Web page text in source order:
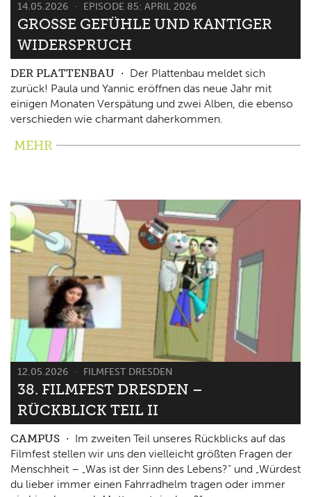
14.05.2026 EPISODE 85: APRIL 2026
GROSSE GEFÜHLE UND KANTIGER W
IDERSPRUCH
DER PLATTENBAU
Der Plattenbau meldet sich
zurück! Paula und Yannic eröffnen das neue Jahr mit
einigen Monaten Verspätung und zwei Alben, die ebenso
verschieden wie charmant daherkommen.
MEHR
12.05.2026 FILMFEST DRESDEN
38. FILMFEST DRESDEN –
RÜCKBLICK TEIL II
CAMPUS
Im zweiten Teil unseres Rückblicks auf das
Filmfest stellen wir uns den vielleicht größten Fragen der
Menschheit – „Was ist der Sinn des Lebens?“ und „Würdest
du lieber immer einen Fahrradhelm tragen oder immer